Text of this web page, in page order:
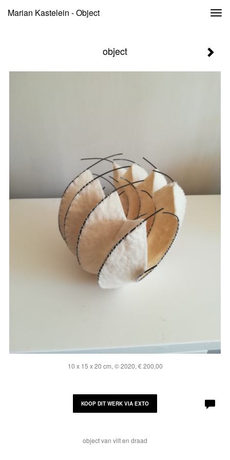
Marian Kastelein - Object
object
10 x 15 x 20 cm, © 2020, € 200,00
KOOP DIT WERK VIA EXTO
object van vilt en draad